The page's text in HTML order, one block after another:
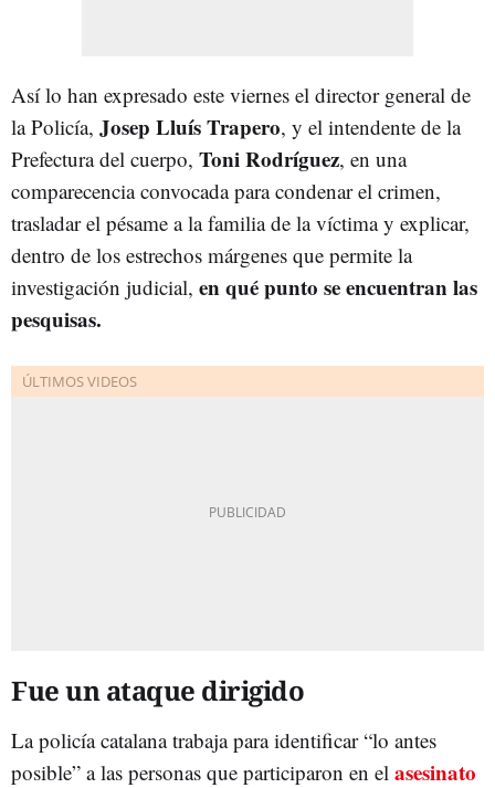
Así lo han expresado este viernes el director general de
la Policía, Josep Lluís Trapero, y el intendente de la
Prefectura del cuerpo, Toni Rodríguez, en una
comparecencia convocada para condenar el crimen,
trasladar el pésame a la familia de la víctima y explicar,
dentro de los estrechos márgenes que permite la
investigación judicial, en qué punto se encuentran las
pesquisas.
Fue un ataque dirigido
La policía catalana trabaja para identificar “lo antes
posible” a las personas que participaron en el asesinato